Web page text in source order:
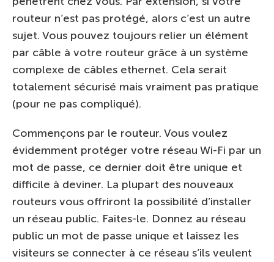
routeur n’est pas protégé, alors c’est un autre
sujet. Vous pouvez toujours relier un élément
par câble à votre routeur grâce à un système
complexe de câbles ethernet. Cela serait
totalement sécurisé mais vraiment pas pratique
(pour ne pas compliqué).
Commençons par le routeur. Vous voulez
évidemment protéger votre réseau Wi-Fi par un
mot de passe, ce dernier doit être unique et
difficile à deviner. La plupart des nouveaux
routeurs vous offriront la possibilité d’installer
un réseau public. Faites-le. Donnez au réseau
public un mot de passe unique et laissez les
visiteurs se connecter à ce réseau s’ils veulent